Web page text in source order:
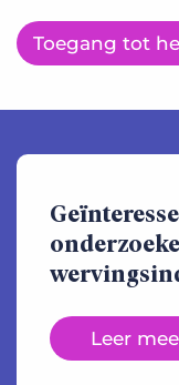
Toegang tot
Leer